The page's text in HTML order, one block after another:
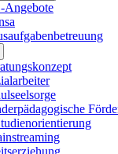
Angebote